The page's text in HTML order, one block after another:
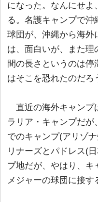
になった。なんにせよ
る。名護キャンプで沖
球団が、沖縄から海外
は、面白いが、また
間の長さというのは
はそこを恐れたのだろ
直近の海外キャンプ
ラリア・キャンプだ
でのキャンプ(アリゾ
リナーズとパドレス(
プ地だが、やはり、キ
メジャーの球団に接す